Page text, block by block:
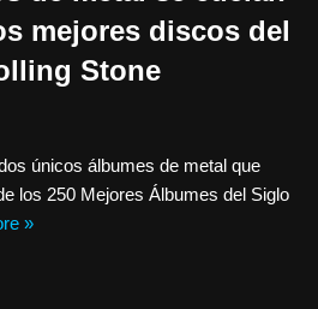
mejores discos del
Stone
únicos álbumes de metal que
los 250 Mejores Álbumes del Siglo
»